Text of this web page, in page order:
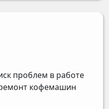
проблем в работе
кофемашин